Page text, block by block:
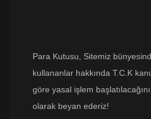
Para Kutusu , Sitemiz
kullananlar hakkında T.C.K
göre yasal işlem
olarak beyan ederiz!